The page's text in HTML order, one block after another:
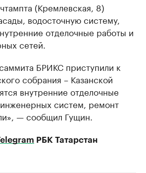
(Кремлевская, 8)
водосточную систему,
отделочные работы и
сетей.
БРИКС приступили к
собрания – Казанской
внутренние отделочные
систем, ремонт
— сообщил Гущин.
РБК Татарстан